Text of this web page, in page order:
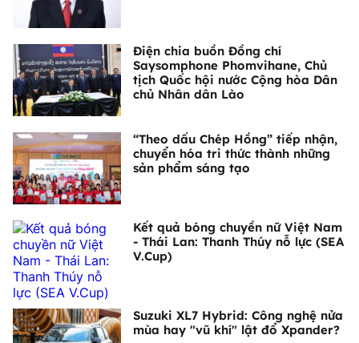
Điện chia buồn Đồng chí
Saysomphone Phomvihane, Chủ
tịch Quốc hội nước Cộng hòa Dân
chủ Nhân dân Lào
“Theo dấu Chép Hồng” tiếp nhận,
chuyển hóa tri thức thành những
sản phẩm sáng tạo
Kết quả bóng chuyền nữ Việt Nam
- Thái Lan: Thanh Thúy nỗ lực (SEA
V.Cup)
Suzuki XL7 Hybrid: Công nghệ nửa
mùa hay "vũ khí" lật đổ Xpander?